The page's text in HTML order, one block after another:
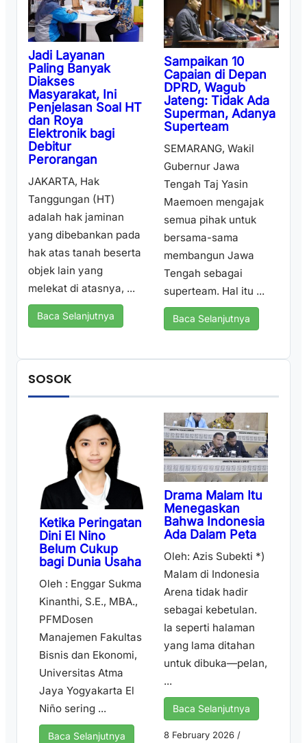
Jadi Layanan
Paling Banyak
Diakses
Masyarakat, Ini
Penjelasan Soal HT
dan Roya
Elektronik bagi
Debitur
Perorangan
JAKARTA, Hak
Tanggungan (HT)
adalah hak jaminan
yang dibebankan pada
hak atas tanah beserta
objek lain yang
melekat di atasnya, ...
Baca Selanjutnya
Sampaikan 10
Capaian di Depan
DPRD, Wagub
Jateng: Tidak Ada
Superman, Adanya
Superteam
SEMARANG, Wakil
Gubernur Jawa
Tengah Taj Yasin
Maemoen mengajak
semua pihak untuk
bersama-sama
membangun Jawa
Tengah sebagai
superteam. Hal itu ...
Baca Selanjutnya
SOSOK
Ketika Peringatan
Dini El Nino
Belum Cukup
bagi Dunia Usaha
Oleh : Enggar Sukma
Kinanthi, S.E., MBA.,
PFMDosen
Manajemen Fakultas
Bisnis dan Ekonomi,
Universitas Atma
Jaya Yogyakarta El
Niño sering ...
Baca Selanjutnya
Drama Malam Itu
Menegaskan
Bahwa Indonesia
Ada Dalam Peta
Oleh: Azis Subekti *)
Malam di Indonesia
Arena tidak hadir
sebagai kebetulan.
Ia seperti halaman
yang lama ditahan
untuk dibuka—pelan,
...
Baca Selanjutnya
8 February 2026 /